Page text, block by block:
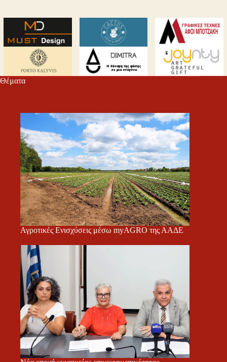
Θέματα
Αγροτικές Ενισχύσεις μέσω myAGRO της ΑΑΔΕ